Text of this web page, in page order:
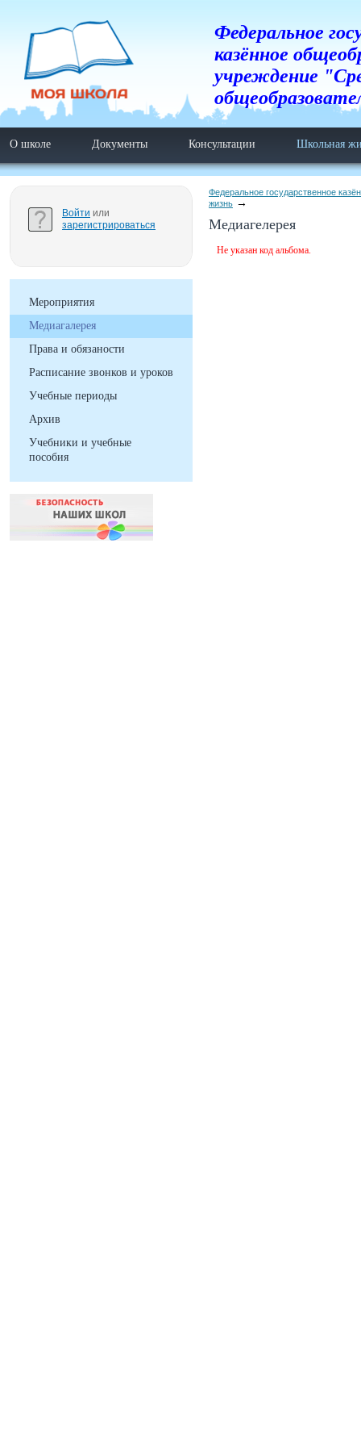
Федеральное
казённое
учреждение
О школе Документы Консультации Школьная
Войти или
зарегистрироваться
Мероприятия
Медиагалерея
Права и обязаности
Расписание звонков и уроков
Учебные периоды
Архив
Учебники и учебные
пособия
Федеральное государственное
жизнь
Медиагелерея
Не указан код альбома.